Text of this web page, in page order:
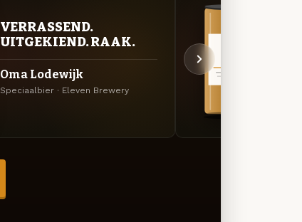
VERRASSEND.
UITGEKIEND. RAAK.
Oma Lodewijk
Speciaalbier · Eleven Brewery